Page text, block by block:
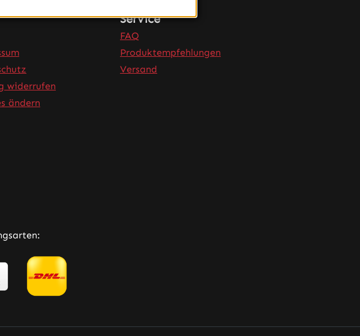
widerrufen
ändern
Service
FAQ
Produktempfehlungen
Versand